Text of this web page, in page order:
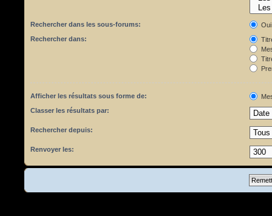
Rechercher dans les sous-forums:
Oui
Rechercher dans:
Afficher les résultats sous forme de:
Classer les résultats par:
Rechercher depuis:
Renvoyer les: